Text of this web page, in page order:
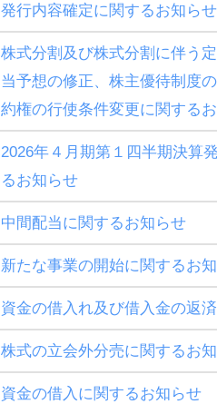
発行内容確定に関するお知らせ
株式分割及び株式分割に伴う
当予想の修正、株主優待制度
約権の行使条件変更に関する
2026年４月期第１四半期決算
るお知らせ
中間配当に関するお知らせ
新たな事業の開始に関するお
資金の借入れ及び借入金の返
株式の立会外分売に関するお
資金の借入に関するお知らせ